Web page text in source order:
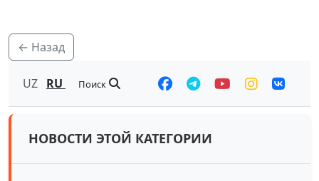
← Назад
UZ RU Поиск
НОВОСТИ ЭТОЙ КАТЕГОРИИ